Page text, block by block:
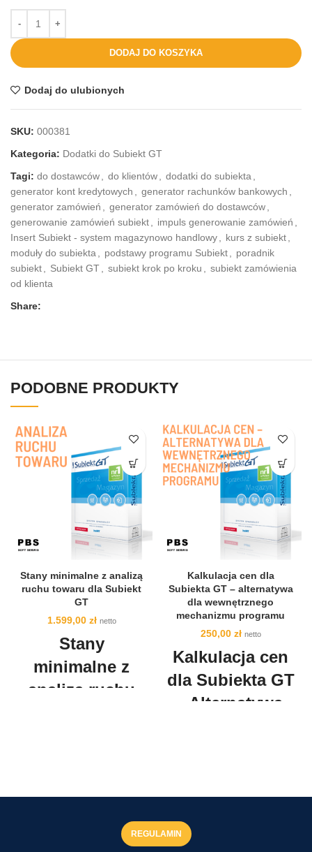
DODAJ DO KOSZYKA
Dodaj do ulubionych
SKU: 000381
Kategoria: Dodatki do Subiekt GT
Tagi: do dostawców, do klientów, dodatki do subiekta,
generator kont kredytowych , generator rachunków bankowych ,
generator zamówień , generator zamówień do dostawców,
generowanie zamówień subiekt, impuls generowanie zamówień ,
Insert Subiekt - system magazynowo handlowy, kurs z subiekt,
moduły do subiekta, podstawy programu Subiekt, poradnik
subiekt, Subiekt GT, subiekt krok po kroku , subiekt zamówienia
od klienta
Share:
PODOBNE PRODUKTY
Stany minimalne z analizą
ruchu towaru dla Subiekt
GT
1.599,00 zł netto
Stany
minimalne z
analizą ruchu
minimalne z analizą ruchu
Optymalizację stanów
Kalkulacja cen dla
Subiekta GT – alternatywa
dla wewnętrznego
mechanizmu programu
250,00 zł netto
Kalkulacja cen
dla Subiekta GT
- Alternatywa
Programu
rozwiązanie do kalkulacji cen dla
Subiekta GT, które stanowi
REGULAMIN